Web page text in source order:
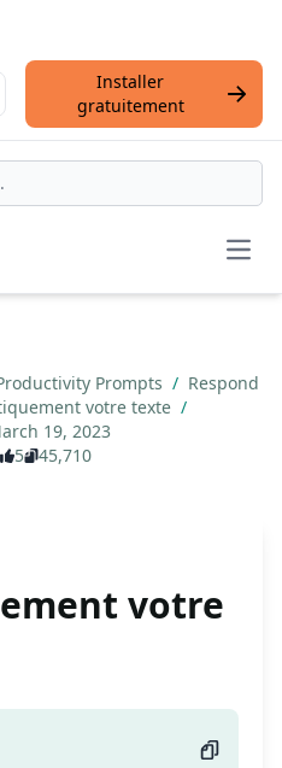
Installer
gratuitement
Prompts / Respond
votre texte /
19, 2023
5 45,710
votre